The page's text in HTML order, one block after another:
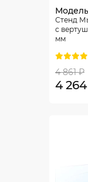
Стенд
с
мм
4 861 ₽
4